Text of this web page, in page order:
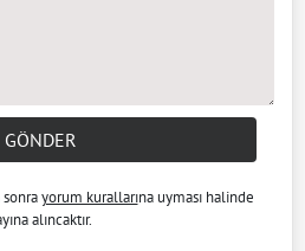
GÖNDER
yorum kurallarına uyması halinde
alıncaktır.